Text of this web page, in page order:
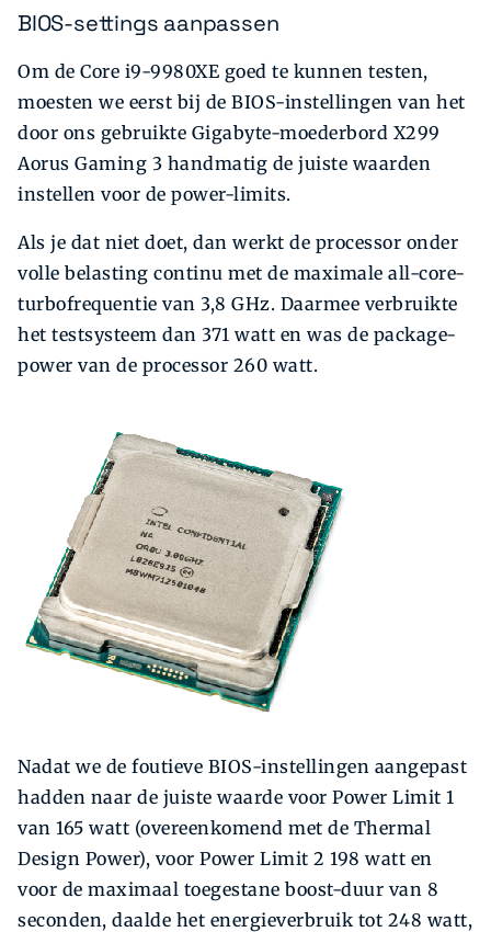
BIOS-settings aanpassen
Om de Core i9-9980XE goed te kunnen testen,
moesten we eerst bij de BIOS-instellingen van het
door ons gebruikte Gigabyte-moederbord X299
Aorus Gaming 3 handmatig de juiste waarden
instellen voor de power-limits.
Als je dat niet doet, dan werkt de processor onder
volle belasting continu met de maxi­male all-core-
turbofrequentie van 3,8 GHz. Daarmee verbruikte
het test­systeem dan 371 watt en was de package-
power van de processor 260 watt.
Nadat we de foutieve BIOS-instellingen aangepast
hadden naar de juiste waarde voor Power Limit 1
van 165 watt (overeenkomend met de Thermal
Design Power), voor Power Limit 2 198 watt en
voor de maximaal toegestane boost-duur van 8
seconden, daalde het energie­verbruik tot 248 watt,